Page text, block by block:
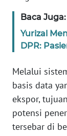
langkah
Baca Juga:
DPR:
Melalui
basis data
ekspor,
WN
WN
JABAR
WN